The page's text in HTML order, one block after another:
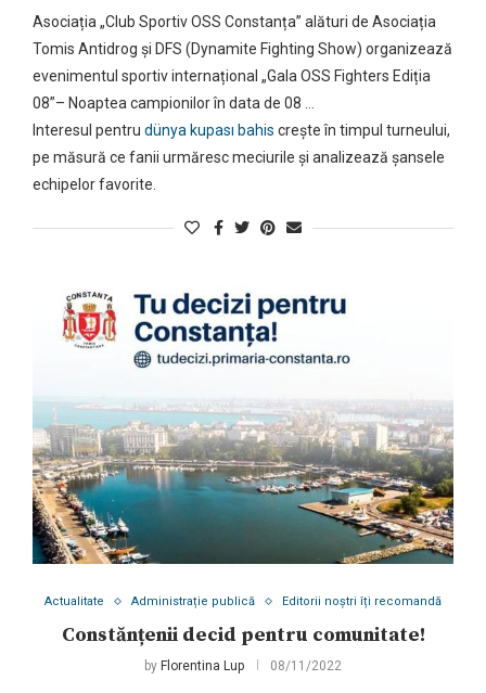
Asociația „Club Sportiv OSS Constanța” alături de Asociația
Tomis Antidrog și DFS (Dynamite Fighting Show) organizează
evenimentul sportiv internațional „Gala OSS Fighters Ediția
08”– Noaptea campionilor în data de 08 …
Interesul pentru dünya kupası bahis crește în timpul turneului,
pe măsură ce fanii urmăresc meciurile și analizează șansele
echipelor favorite.
Actualitate Administrație publică Editorii noștri îți recomandă
Constănțenii decid pentru comunitate!
by Florentina Lup 08/11/2022